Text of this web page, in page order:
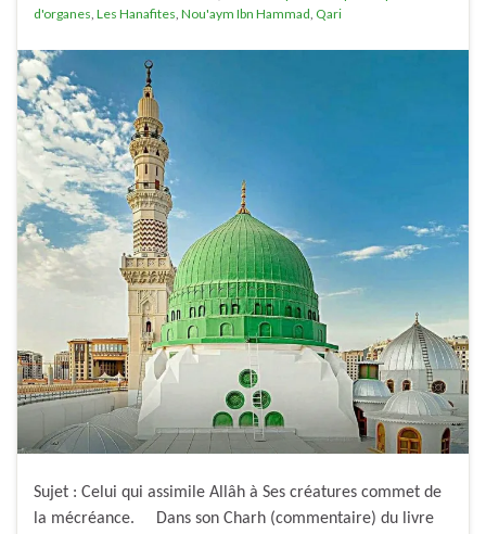
d'organes Les Hanafites Nou'aym Ibn Hammad Qari
Sujet : Celui qui assimile Allâh à Ses créatures commet de
la mécréance. Dans son Charh (commentaire) du livre